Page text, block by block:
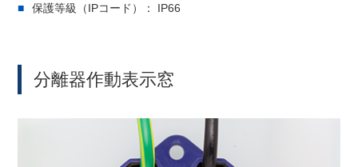
保護等級（IPコード）： IP66
分離器作動表示窓